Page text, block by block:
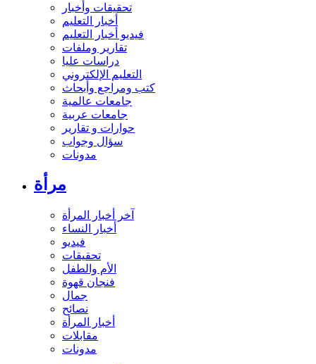
تحقيقات وأخبار
أخبار التعليم
فيديو أخبار التعليم
تقارير وملفات
دراسات عليا
التعليم الإلكتروني
كتب ومراجع وأبحاث
جامعات عالمية
جامعات عربية
حوارات و تقارير
سؤال وجواب
مدونات
مرأة
آخر أخبار المرأة
أخبار النساء
فيديو
تحقيقات
الأم والطفل
فنجان قهوة
جمال
نصائح
أخبار المرأة
مقابلات
مدونات